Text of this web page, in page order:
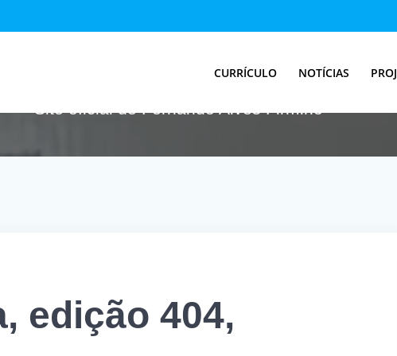
CURRÍCULO NOTÍCIAS
edição 404,
Site oficial de Fernando Alves Firmino
edição 404,